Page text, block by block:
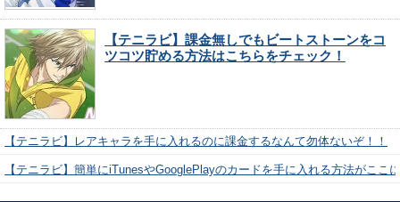
【テニラビ】課金無しでもビートストーンをコ
ツコツ貯める方法はこちらをチェック！
【テニラビ】レアキャラを手に入れるのに課金するなんて勿体ないぞ！！
【テニラビ】簡単にiTunesやGooglePlayのカードを手に入れる方法がここ